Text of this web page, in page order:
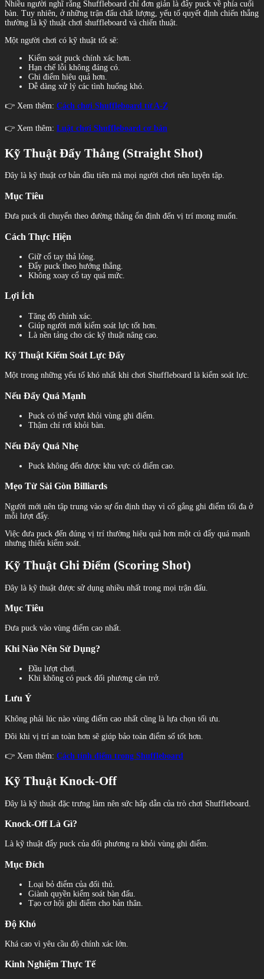
Nhiều người nghĩ rằng Shuffleboard chỉ đơn giản là đẩy puck về phía cuối
bàn. Tuy nhiên, ở những trận đấu chất lượng, yếu tố quyết định chiến thắng
thường là kỹ thuật chơi shuffleboard và chiến thuật.
Một người chơi có kỹ thuật tốt sẽ:
Kiểm soát puck chính xác hơn.
Hạn chế lỗi không đáng có.
Ghi điểm hiệu quả hơn.
Dễ dàng xử lý các tình huống khó.
👉 Xem thêm: Cách chơi Shuffleboard từ A-Z
👉 Xem thêm: Luật chơi Shuffleboard cơ bản
Kỹ Thuật Đẩy Thẳng (Straight Shot)
Đây là kỹ thuật cơ bản đầu tiên mà mọi người chơi nên luyện tập.
Mục Tiêu
Đưa puck di chuyển theo đường thẳng ổn định đến vị trí mong muốn.
Cách Thực Hiện
Giữ cổ tay thả lỏng.
Đẩy puck theo hướng thẳng.
Không xoay cổ tay quá mức.
Lợi Ích
Tăng độ chính xác.
Giúp người mới kiểm soát lực tốt hơn.
Là nền tảng cho các kỹ thuật nâng cao.
Kỹ Thuật Kiểm Soát Lực Đẩy
Một trong những yếu tố khó nhất khi chơi Shuffleboard là kiểm soát lực.
Nếu Đẩy Quá Mạnh
Puck có thể vượt khỏi vùng ghi điểm.
Thậm chí rơi khỏi bàn.
Nếu Đẩy Quá Nhẹ
Puck không đến được khu vực có điểm cao.
Mẹo Từ Sài Gòn Billiards
Người mới nên tập trung vào sự ổn định thay vì cố gắng ghi điểm tối đa ở
mỗi lượt đẩy.
Việc đưa puck đến đúng vị trí thường hiệu quả hơn một cú đẩy quá mạnh
nhưng thiếu kiểm soát.
Kỹ Thuật Ghi Điểm (Scoring Shot)
Đây là kỹ thuật được sử dụng nhiều nhất trong mọi trận đấu.
Mục Tiêu
Đưa puck vào vùng điểm cao nhất.
Khi Nào Nên Sử Dụng?
Đầu lượt chơi.
Khi không có puck đối phương cản trở.
Lưu Ý
Không phải lúc nào vùng điểm cao nhất cũng là lựa chọn tối ưu.
Đôi khi vị trí an toàn hơn sẽ giúp bảo toàn điểm số tốt hơn.
👉 Xem thêm: Cách tính điểm trong Shuffleboard
Kỹ Thuật Knock-Off
Đây là kỹ thuật đặc trưng làm nên sức hấp dẫn của trò chơi Shuffleboard.
Knock-Off Là Gì?
Là kỹ thuật đẩy puck của đối phương ra khỏi vùng ghi điểm.
Mục Đích
Loại bỏ điểm của đối thủ.
Giành quyền kiểm soát bàn đấu.
Tạo cơ hội ghi điểm cho bản thân.
Độ Khó
Khá cao vì yêu cầu độ chính xác lớn.
Kinh Nghiệm Thực Tế